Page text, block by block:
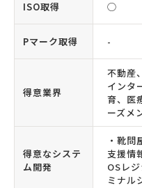
ISO取得 ◯
Pマーク取得 -
得意業界
不動産
インタ
育、医
ーズメ
得意なシステ
ム開発
・靴問
支援情
OSレ
ミナル